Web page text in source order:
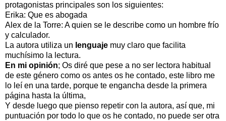
protagonistas principales son los siguientes:
Erika: Que es abogada
Alex de la Torre: A quien se le describe como un hombre frío
y calculador.
La autora utiliza un lenguaje muy claro que facilita
muchísimo la lectura.
En mi opinión; Os diré que pese a no ser lectora habitual
de este género como os antes os he contado, este libro me
lo leí en una tarde, porque te engancha desde la primera
página hasta la última,
Y desde luego que pienso repetir con la autora, así que, mi
puntuación por todo lo que os he contado, no puede ser otra